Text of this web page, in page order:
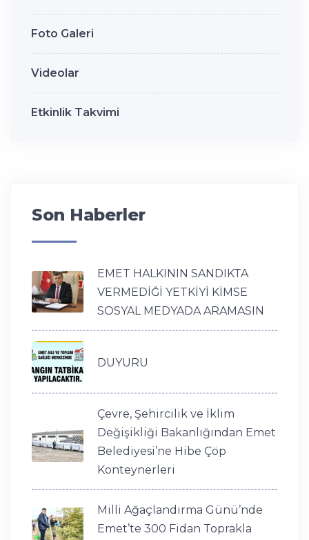
Foto Galeri
Videolar
Etkinlik Takvimi
Son Haberler
EMET HALKININ SANDIKTA
VERMEDİĞİ YETKİYİ KİMSE
SOSYAL MEDYADA ARAMASIN
DUYURU
Çevre, Şehircilik ve İklim
Değişikliği Bakanlığından Emet
Belediyesi’ne Hibe Çöp
Konteynerleri
Milli Ağaçlandırma Günü’nde
Emet’te 300 Fidan Toprakla